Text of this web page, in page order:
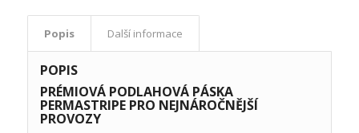
Popis Další informace
POPIS
PRÉMIOVÁ PODLAHOVÁ PÁSKA
PERMASTRIPE PRO NEJNÁROČNĚJŠÍ
PROVOZY